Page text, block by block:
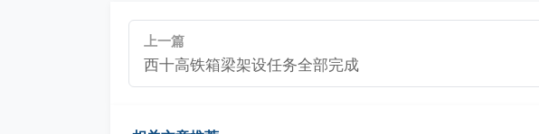
上一篇
西十高铁箱梁架设任务全部完成